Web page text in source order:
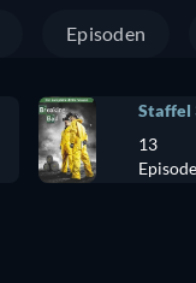
Episoden
Staffel
13